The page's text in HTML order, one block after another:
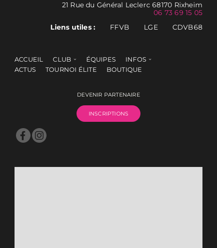
21 Rue du Général Leclerc 68170 Rixheim
06 73 69 15 05
Liens utiles :
FFVB LGE CDVB68
ACCUEIL CLUB ÉQUIPES
INFOS
ACTUS
TOURNOI ÉLITE BOUTIQUE
DEVENIR PARTENAIRE
INSCRIPTIONS